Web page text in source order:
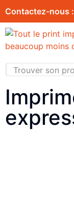
Contactez-nous :